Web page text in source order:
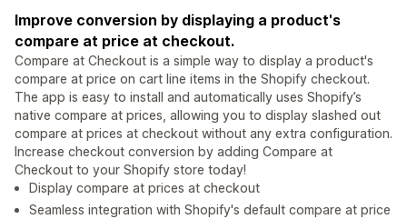
Improve conversion by displaying a product's
compare at price at checkout.
Compare at Checkout is a simple way to display a product's
compare at price on cart line items in the Shopify checkout.
The app is easy to install and automatically uses Shopify’s
native compare at prices, allowing you to display slashed out
compare at prices at checkout without any extra configuration.
Increase checkout conversion by adding Compare at
Checkout to your Shopify store today!
Display compare at prices at checkout
Seamless integration with Shopify's default compare at price